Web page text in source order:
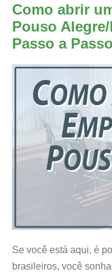
Como abrir
Pouso
Passo a Passo
Se você está aqui, é
brasileiros, você